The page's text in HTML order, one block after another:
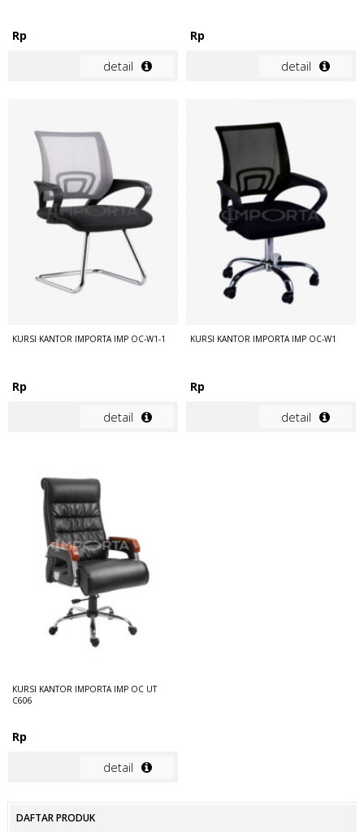
Rp
detail
Rp
detail
KURSI KANTOR IMPORTA IMP OC-W1-1
Rp
detail
KURSI KANTOR IMPORTA IMP OC-W1
Rp
detail
KURSI KANTOR IMPORTA IMP OC UT
C606
Rp
detail
DAFTAR PRODUK